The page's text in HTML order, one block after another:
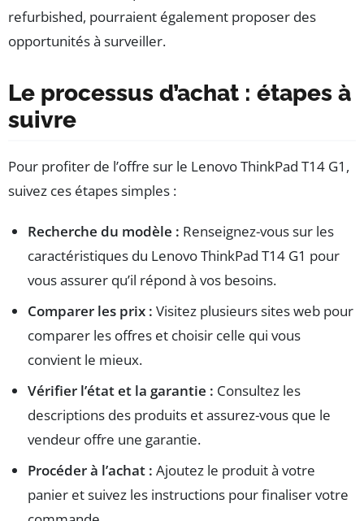
refurbished, pourraient également proposer des
opportunités à surveiller.
Le processus d’achat : étapes à
suivre
Pour profiter de l’offre sur le Lenovo ThinkPad T14 G1,
suivez ces étapes simples :
Recherche du modèle : Renseignez-vous sur les
caractéristiques du Lenovo ThinkPad T14 G1 pour
vous assurer qu’il répond à vos besoins.
Comparer les prix : Visitez plusieurs sites web pour
comparer les offres et choisir celle qui vous
convient le mieux.
Vérifier l’état et la garantie : Consultez les
descriptions des produits et assurez-vous que le
vendeur offre une garantie.
Procéder à l’achat : Ajoutez le produit à votre
panier et suivez les instructions pour finaliser votre